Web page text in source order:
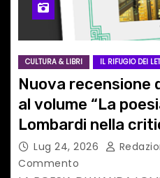
CULTURA & LIBRI IL RIFUGIO DEI
Nuova recensione
al volume “La
Lombardi nella
edizione”
Lug 24, 2026
Commento